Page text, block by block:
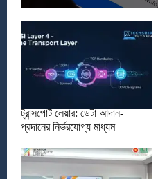
ট্রান্সপোর্ট লেয়ার: ডেটা আদান-
প্রদানের নির্ভরযোগ্য মাধ্যম